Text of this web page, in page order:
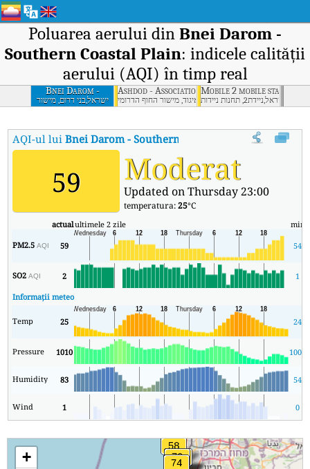
Poluarea aerului din Bnei Darom -
Southern Coastal Plain: indicele calității
aerului (AQI) în timp real
Bnei Darom -
Southern Coastal
Plain
ישראל,בני דרום, מישור
החוף הדרומי
Ashdod - Association, Southern Coastal Plain
ישראל,אשדוד-איגוד, מישור החוף הדרומי
Mobile 2 mobile stations
ישראל,ניידת2, תחנות ניידות
AQI-ul luiBnei Darom - Southern Coastal Plain :Indicele
59 Moderat
Updated on Thursday 23:00
temperatura:25°C
actualultimele 2 zile min
PM2.5AQI 59 54
SO2AQI 2
1
Informații meteo
Temp 25 24
Pressure 1010 1009
Humidity 83 54
Wind 1 0
+